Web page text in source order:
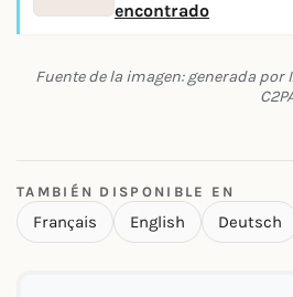
encontrado
Fuente de la imagen: generada
TAMBIÉN DISPONIBLE EN
Français English Deutsch